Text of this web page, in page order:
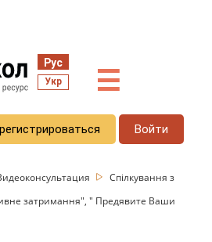
Рус
Укр ☰
Войти
Спілкування з
затримання", " Предявите Ваши